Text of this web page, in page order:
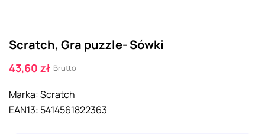
Scratch, Gra puzzle- Sówki
43,60 zł Brutto
Marka:Scratch
EAN13: 5414561822363